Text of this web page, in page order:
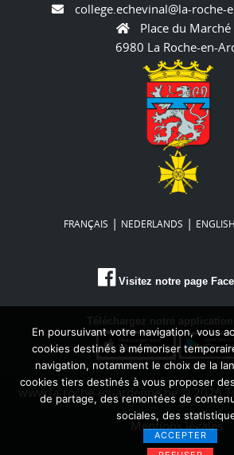
En poursuivant votre navigation, vous
cookies destinés à mémoriser
navigation, notamment le choix de la
cookies tiers destinés à vous proposer
de partage, des remontées de
sociales, des
ACCEPTER
college.echevinal@la-roche-
Place du Marché
6980 La Roche-en-
FRANÇAIS | NEDERLANDS | ENGLISH
Visitez notre page
www.la-roche-en-ardenne.be © 2026
Mentions légales